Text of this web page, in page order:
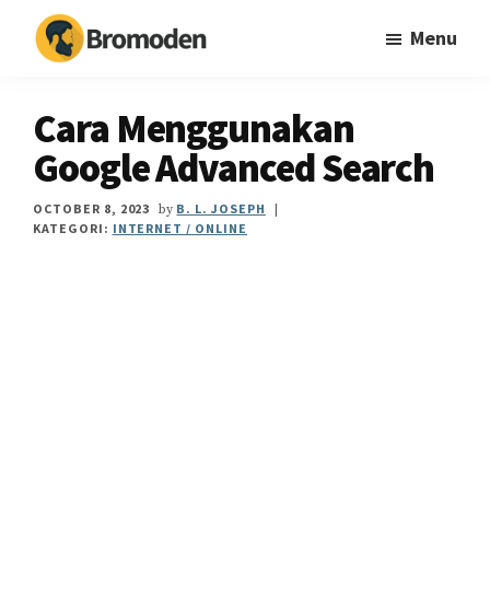
primary
footer
hidup
Menu
Cara Menggunakan
Google Advanced Search
OCTOBER 8, 2023 by B. L. JOSEPH
KATEGORI: INTERNET / ONLINE